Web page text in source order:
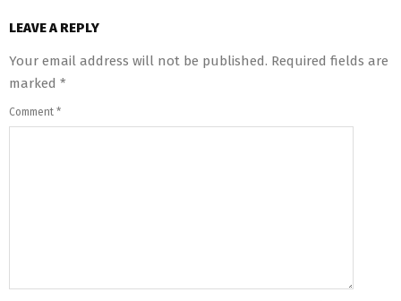
LEAVE A REPLY
Your email address will not be published. Required fields are
marked *
Comment *